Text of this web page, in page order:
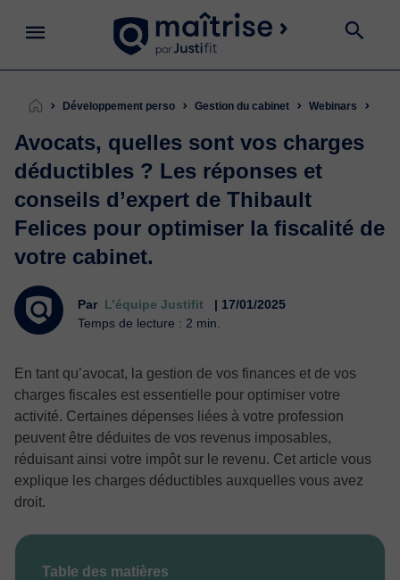
Développement perso Gestion du cabinet Webinars
Avocats, quelles sont vos charges
déductibles ? Les réponses et
conseils d’expert de Thibault
Felices pour optimiser la fiscalité de
votre cabinet.
Par L’équipe Justifit
| 17/01/2025
Temps de lecture : 2 min.
En tant qu’avocat, la gestion de vos finances et de vos
charges fiscales est essentielle pour optimiser votre
activité. Certaines dépenses liées à votre profession
peuvent être déduites de vos revenus imposables,
réduisant ainsi votre impôt sur le revenu. Cet article vous
explique les charges déductibles auxquelles vous avez
droit.
Table des matières